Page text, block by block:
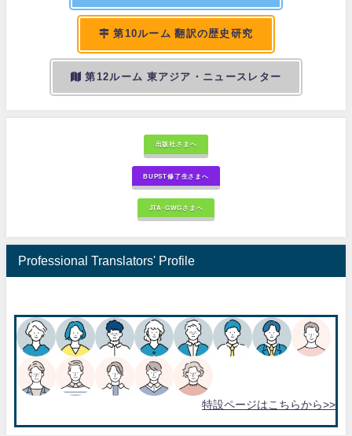
第10ルーム 翻訳の歴史研究
第12ルーム 東アジア・ニュースレター
出版社さまへ
BUPST修了生さまへ
JTA-GWGさまへ
Professional Translators' Profile
特設ページはこちらから>>